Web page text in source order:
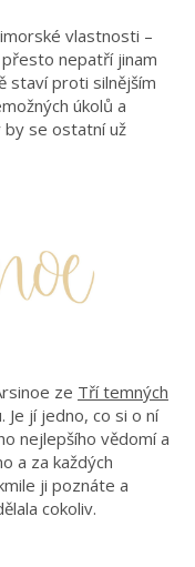
vlastnosti –
nepatří jinam
staví proti silnějším
úkolů a
by se ostatní už
ze Tří temných
Je jí jedno, co si o ní
nejlepšího vědomí a
a za každých
ji poznáte a
cokoliv.